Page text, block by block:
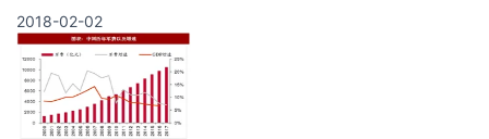
市场深度调研报告提供商与综
合行业信息门户。《2020年
中国银亮钢行业投资分析报
告-行业运营态势与发展趋势
预测》涵盖行业最新数据，市
场热点，政策规划，竞争情
2018-02-02